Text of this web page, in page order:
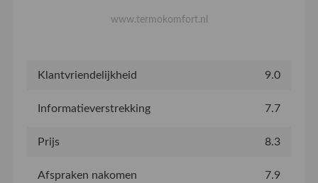
www.termokomfort.nl
Klantvriendelijkheid 9.0
Informatieverstrekking 7.7
Prijs 8.3
Afspraken nakomen 7.9